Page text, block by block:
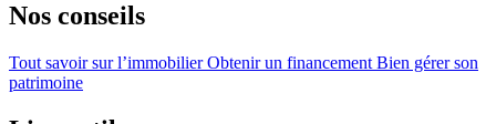
Nos conseils
Tout savoir sur l’immobilierObtenir un financement Bien gérer son
patrimoine